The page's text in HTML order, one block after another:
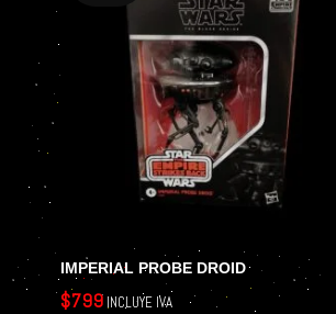
IMPERIAL PROBE DROID
$799 INCLUYE IVA